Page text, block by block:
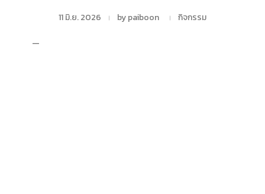
11 มิ.ย. 2026 bypaiboon กิจกรรม
—